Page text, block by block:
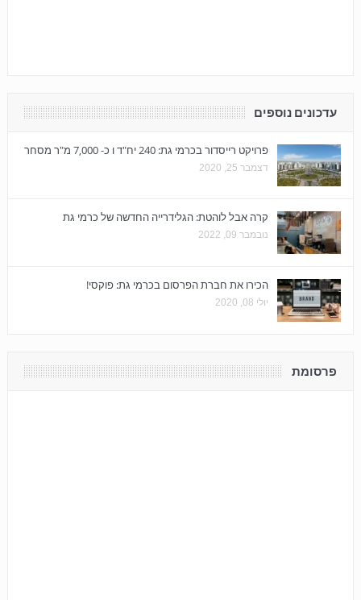
עדכונים נוספים
פרויקט רייסדור בכרמי גת: 240 יח"ד ו כ- 7,000 מ"ר מסחר
דצמבר 25, 2020
קרה אבל לוהטת: הגלידרייה החדשה של כרמי גת
נובמבר 09, 2022
הכירו את חברת הפרסום בכרמי גת: פוקסי!
יולי 08, 2020
פרסומת